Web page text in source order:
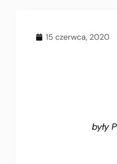
15 czerwca, 2020
były